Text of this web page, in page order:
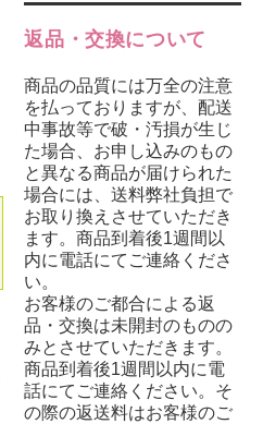
返品・交換について
商品の品質には万全の注意
を払っておりますが、配送
中事故等で破・汚損が生じ
た場合、お申し込みのもの
と異なる商品が届けられた
場合には、送料弊社負担で
お取り換えさせていただき
ます。商品到着後1週間以
内に電話にてご連絡くださ
い。
お客様のご都合による返
品・交換は未開封のものの
みとさせていただきます。
商品到着後1週間以内に電
話にてご連絡ください。そ
の際の返送料はお客様のご